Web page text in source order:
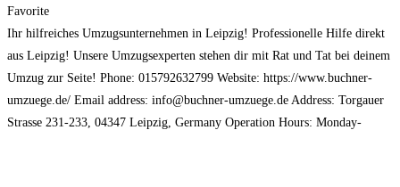
Favorite
Ihr hilfreiches Umzugsunternehmen in Leipzig! Professionelle Hilfe direkt
aus Leipzig! Unsere Umzugsexperten stehen dir mit Rat und Tat bei deinem
Umzug zur Seite! Phone: 015792632799 Website: https://www.buchner-
umzuege.de/ Email address: info@buchner-umzuege.de Address: Torgauer
Strasse 231-233, 04347 Leipzig, Germany Operation Hours: Monday-